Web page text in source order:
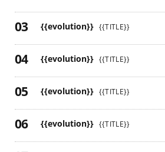
{{evolution}} {{TITLE}}
{{evolution}} {{TITLE}}
{{evolution}} {{TITLE}}
{{evolution}} {{TITLE}}